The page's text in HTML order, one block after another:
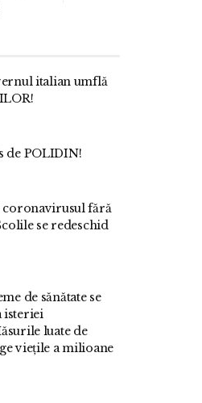
italian umflă
de POLIDIN!
coronavirusul fără
se redeschid
de sănătate se
isteriei
luate de
viețile a milioane